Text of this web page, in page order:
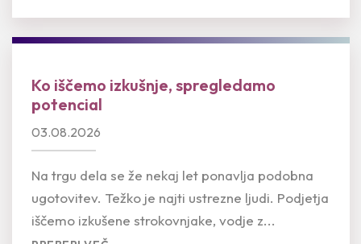
Ko iščemo izkušnje, spregledamo
potencial
03.08.2026
Na trgu dela se že nekaj let ponavlja podobna
ugotovitev. Težko je najti ustrezne ljudi. Podjetja
iščemo izkušene strokovnjake, vodje z...